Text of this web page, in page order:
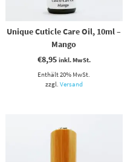
Unique Cuticle Care Oil, 10ml –
Mango
€8,95 inkl. MwSt.
Enthält 20% MwSt.
zzgl. Versand